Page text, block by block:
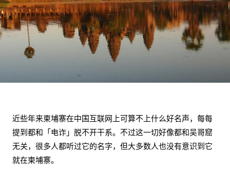
近些年来柬埔寨在中国互联网上可算不上什么好名声，每每
提到都和「电诈」脱不开干系。不过这一切好像都和吴哥窟
无关，很多人都听过它的名字，但大多数人也没有意识到它
就在柬埔寨。